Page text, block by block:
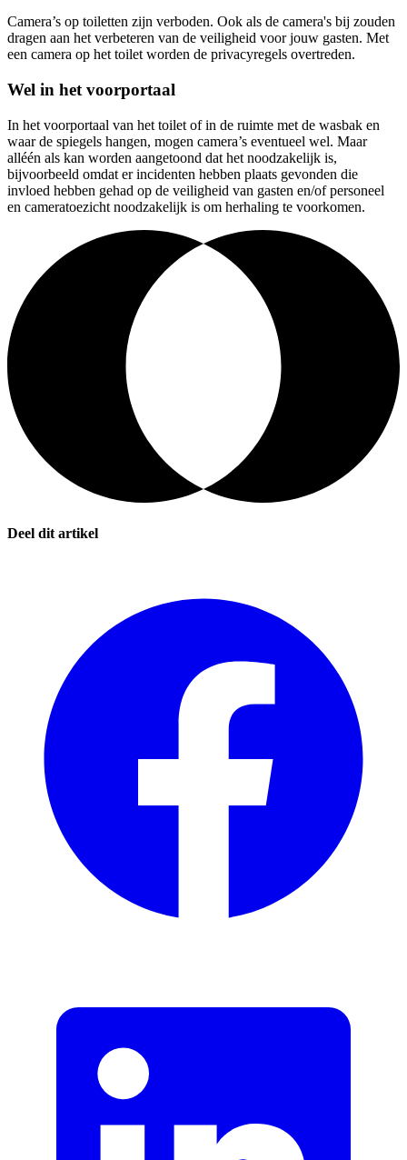
Camera’s op toiletten zijn verboden. Ook als de camera's bij zouden
dragen aan het verbeteren van de veiligheid voor jouw gasten. Met
een camera op het toilet worden de privacyregels overtreden.
Wel in het voorportaal
In het voorportaal van het toilet of in de ruimte met de wasbak en
waar de spiegels hangen, mogen camera’s eventueel wel. Maar
alléén als kan worden aangetoond dat het noodzakelijk is,
bijvoorbeeld omdat er incidenten hebben plaats gevonden die
invloed hebben gehad op de veiligheid van gasten en/of personeel
en cameratoezicht noodzakelijk is om herhaling te voorkomen.
Deel dit artikel